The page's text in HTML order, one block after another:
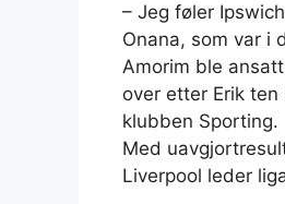
– Jeg føler
Onana, som var i
Amorim ble
over etter Erik
klubben Sporting.
Med
Liverpool leder